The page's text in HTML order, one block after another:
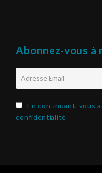
Abonnez-vous
En continuant, vous
confidentialité